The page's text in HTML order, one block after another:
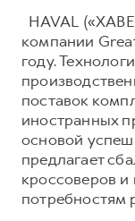
HAVAL
компании
году.
поставок
иностранных
основой
предлагает
кроссоверов
потребностям